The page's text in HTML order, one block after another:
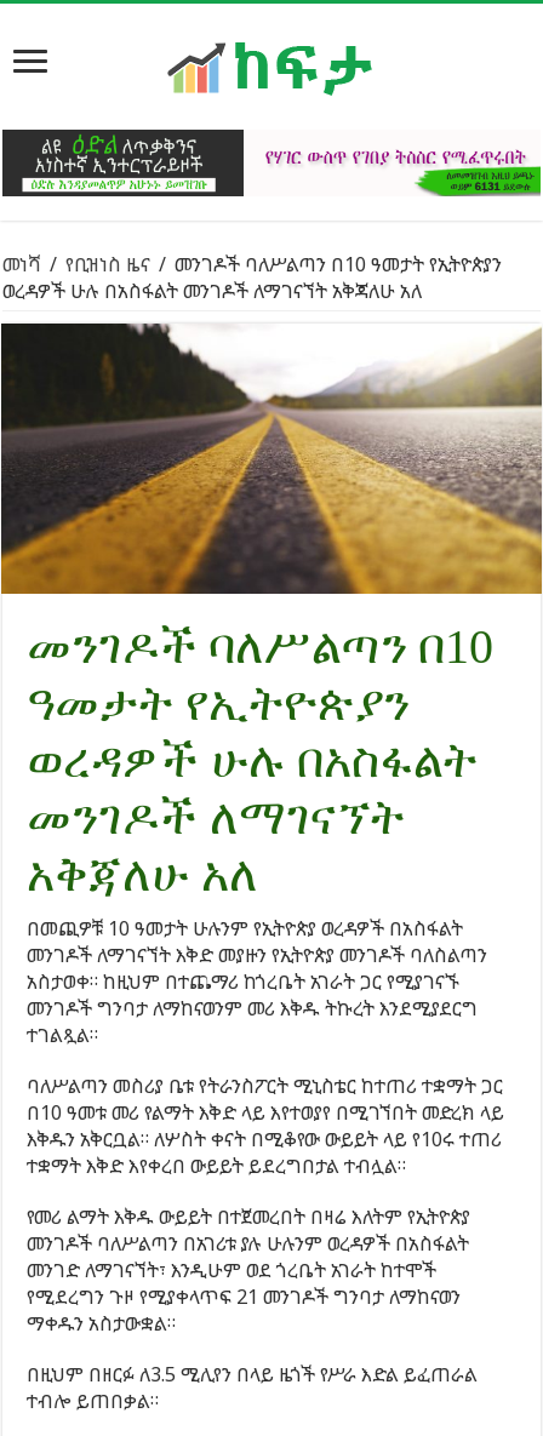
መነሻ / የቢዝነስ ዜና / መንገዶች ባለሥልጣን በ10 ዓመታት የኢትዮጵያን
ወረዳዎች ሁሉ በአስፋልት መንገዶች ለማገናኘት አቅጃለሁ አለ
መንገዶች ባለሥልጣን በ10
ዓመታት የኢትዮጵያን
ወረዳዎች ሁሉ በአስፋልት
መንገዶች ለማገናኘት
አቅጃለሁ አለ
በመጪዎቹ 10 ዓመታት ሁሉንም የኢትዮጵያ ወረዳዎች በአስፋልት
መንገዶች ለማገናኘት እቅድ መያዙን የኢትዮጵያ መንገዶች ባለስልጣን
አስታወቀ። ከዚህም በተጨማሪ ከጎረቤት አገራት ጋር የሚያገናኙ
መንገዶች ግንባታ ለማከናወንም መሪ እቅዱ ትኩረት እንደሚያደርግ
ተገልጿል።
ባለሥልጣን መስሪያ ቤቱ የትራንስፖርት ሚኒስቴር ከተጠሪ ተቋማት ጋር
በ10 ዓመቱ መሪ የልማት እቅድ ላይ እየተወያየ በሚገኘበት መድረክ ላይ
እቅዱን አቅርቧል። ለሦስት ቀናት በሚቆየው ውይይት ላይ የ10ሩ ተጠሪ
ተቋማት እቅድ እየቀረበ ውይይት ይደረግበታል ተብሏል።
የመሪ ልማት እቅዱ ውይይት በተጀመረበት በዛሬ እለትም የኢትዮጵያ
መንገዶች ባለሥልጣን በአገሪቱ ያሉ ሁሉንም ወረዳዎች በአስፋልት
መንገድ ለማገናኘት፣ እንዲሁም ወደ ጎረቤት አገራት ከተሞች
የሚደረግን ጉዞ የሚያቀላጥፍ 21 መንገዶች ግንባታ ለማከናወን
ማቀዱን አስታውቋል።
በዚህም በዘርፉ ለ3.5 ሚሊየን በላይ ዜጎች የሥራ እድል ይፈጠራል
ተብሎ ይጠበቃል።